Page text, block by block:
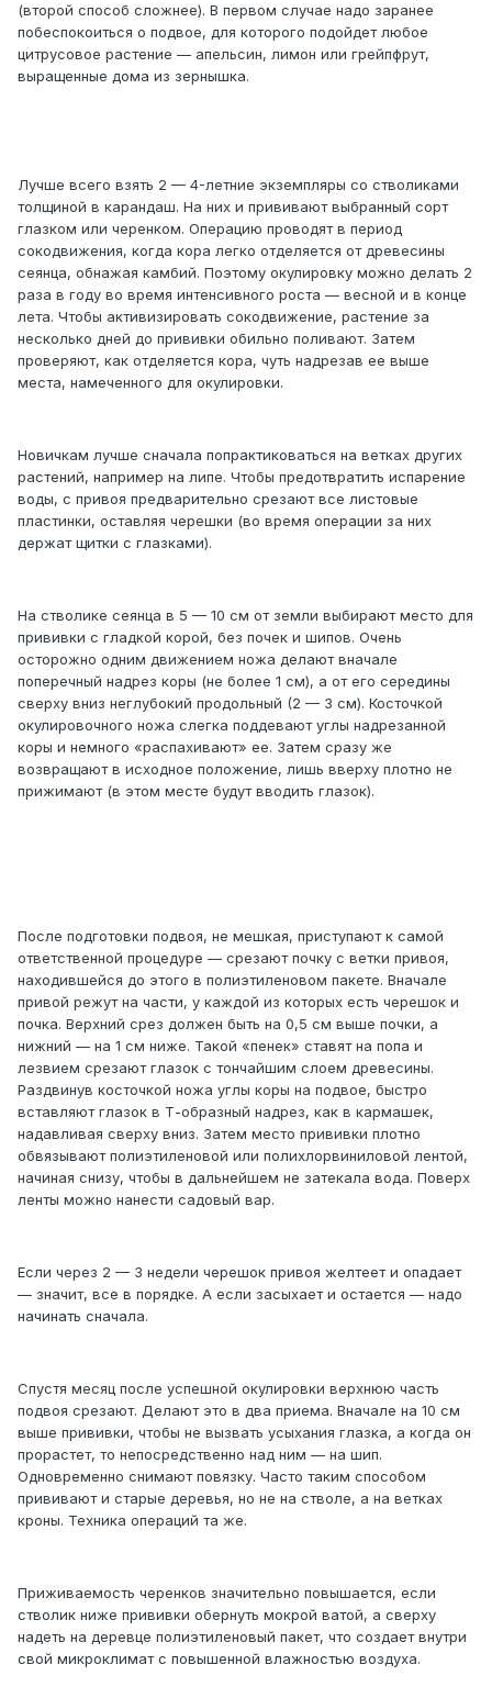
(второй способ сложнее). В первом случае надо заранее
побеспокоиться о подвое, для которого подойдет любое
цитрусовое растение — апельсин, лимон или грейпфрут,
выращенные дома из зернышка.
Лучше всего взять 2 — 4-летние экземпляры со стволиками
толщиной в карандаш. На них и прививают выбранный сорт
глазком или черенком. Операцию проводят в период
сокодвижения, когда кора легко отделяется от древесины
сеянца, обнажая камбий. Поэтому окулировку можно делать 2
раза в году во время интенсивного роста — весной и в конце
лета. Чтобы активизировать сокодвижение, растение за
несколько дней до прививки обильно поливают. Затем
проверяют, как отделяется кора, чуть надрезав ее выше
места, намеченного для окулировки.
Новичкам лучше сначала попрактиковаться на ветках других
растений, например на липе. Чтобы предотвратить испарение
воды, с привоя предварительно срезают все листовые
пластинки, оставляя черешки (во время операции за них
держат щитки с глазками).
На стволике сеянца в 5 — 10 см от земли выбирают место для
прививки с гладкой корой, без почек и шипов. Очень
осторожно одним движением ножа делают вначале
поперечный надрез коры (не более 1 см), а от его середины
сверху вниз неглубокий продольный (2 — 3 см). Косточкой
окулировочного ножа слегка поддевают углы надрезанной
коры и немного «распахивают» ее. Затем сразу же
возвращают в исходное положение, лишь вверху плотно не
прижимают (в этом месте будут вводить глазок).
После подготовки подвоя, не мешкая, приступают к самой
ответственной процедуре — срезают почку с ветки привоя,
находившейся до этого в полиэтиленовом пакете. Вначале
привой режут на части, у каждой из которых есть черешок и
почка. Верхний срез должен быть на 0,5 см выше почки, а
нижний — на 1 см ниже. Такой «пенек» ставят на попа и
лезвием срезают глазок с тончайшим слоем древесины.
Раздвинув косточкой ножа углы коры на подвое, быстро
вставляют глазок в Т-образный надрез, как в кармашек,
надавливая сверху вниз. Затем место прививки плотно
обвязывают полиэтиленовой или полихлорвиниловой лентой,
начиная снизу, чтобы в дальнейшем не затекала вода. Поверх
ленты можно нанести садовый вар.
Если через 2 — 3 недели черешок привоя желтеет и опадает
— значит, все в порядке. А если засыхает и остается — надо
начинать сначала.
Спустя месяц после успешной окулировки верхнюю часть
подвоя срезают. Делают это в два приема. Вначале на 10 см
выше прививки, чтобы не вызвать усыхания глазка, а когда он
прорастет, то непосредственно над ним — на шип.
Одновременно снимают повязку. Часто таким способом
прививают и старые деревья, но не на стволе, а на ветках
кроны. Техника операций та же.
Приживаемость черенков значительно повышается, если
стволик ниже прививки обернуть мокрой ватой, а сверху
надеть на деревце полиэтиленовый пакет, что создает внутри
свой микроклимат с повышенной влажностью воздуха.